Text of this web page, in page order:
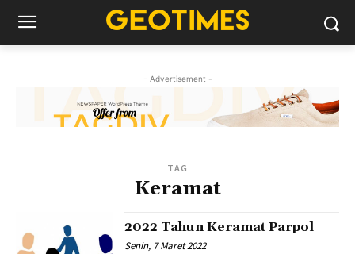
- Advertisement -
TAG
Keramat
2022 Tahun Keramat Parpol
Senin, 7 Maret 2022